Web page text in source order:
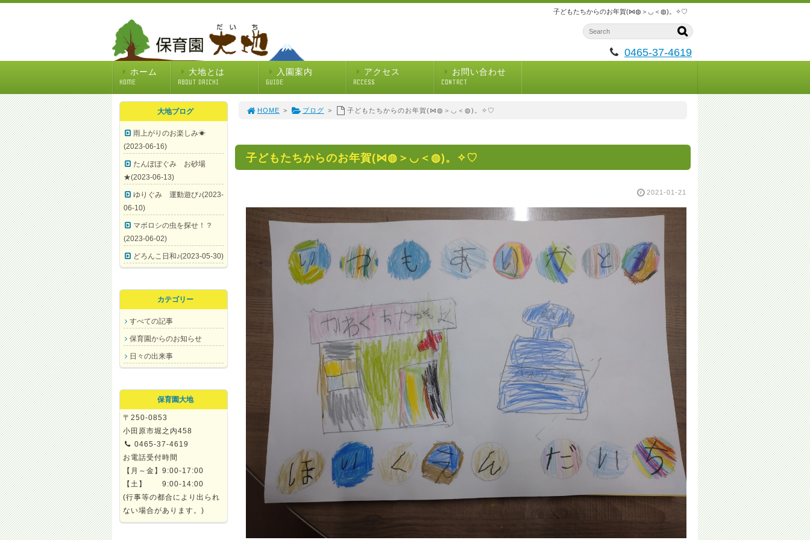
子どもたちからのお年賀(⋈◍＞◡＜◍)。✧♡
0465-37-4619
ホーム
HOME
大地とは
ABOUT DAICHI
入園案内
GUIDE
アクセス
ACCESS
お問い合わせ
CONTACT
HOME > ブログ > 子どもたちからのお年賀(⋈◍＞◡＜◍)。✧♡
子どもたちからのお年賀(⋈◍＞◡＜◍)。✧♡
2021-01-21
大地ブログ
雨上がりのお楽しみ☀
(2023-06-16)
たんぽぽぐみ お砂場
★(2023-06-13)
ゆりぐみ 運動遊び♪(2023-
06-10)
マボロシの虫を探せ！？
(2023-06-02)
どろんこ日和♪(2023-05-30)
カテゴリー
すべての記事
保育園からのお知らせ
日々の出来事
保育園大地
〒250-0853
小田原市堀之内458
0465-37-4619
お電話受付時間
【月～金】9:00-17:00
【土】 9:00-14:00
(行事等の都合により出られ
ない場合があります。)